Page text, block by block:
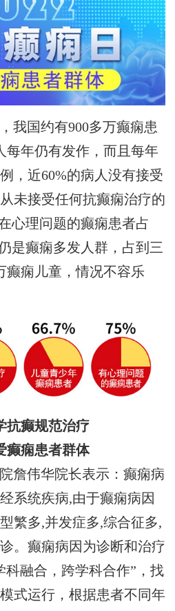
我国约有900多万癫痫患
每年仍有发作，而且每年
，近60%的病人没有接受
未接受任何抗癫痫治疗的
心理问题的癫痫患者占
是癫痫多发人群，占到三
癫痫儿童，情况不容乐
抗癫规范治疗
癫痫患者群体
詹伟华院长表示：癫痫病
系统疾病,由于癫痫病因
繁多,并发症多,综合征多,
。癫痫病因为诊断和治疗
科融合，跨学科合作”，找
式运行，根据患者不同年